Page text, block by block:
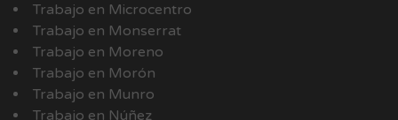
Trabajo en Microcentro
Trabajo en Monserrat
Trabajo en Moreno
Trabajo en Morón
Trabajo en Munro
Trabajo en Núñez